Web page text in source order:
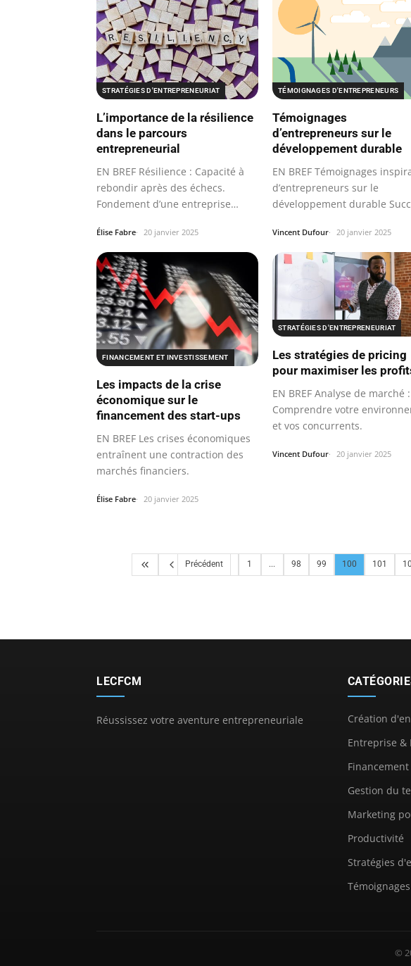
STRATÉGIES D'ENTREPRENEURIAT
L’importance de la résilience
dans le parcours
entrepreneurial
EN BREF Résilience : Capacité à
rebondir après des échecs.
Fondement d’une entreprise
Élise Fabre 20 janvier 2025
TÉMOIGNAGES D'ENTREPRENEURS
Témoignages
d’entrepreneurs sur le
développement durable
EN BREF Témoignages
d’entrepreneurs sur le
développement durable
Vincent Dufour 20 janvier 2025
FINANCEMENT ET INVESTISSEMENT
Les impacts de la crise
économique sur le
financement des start-ups
EN BREF Les crises économiques
entraînent une contraction des
marchés financiers.
Élise Fabre 20 janvier 2025
STRATÉGIES D'ENTREPRENEURIAT
Les stratégies de pricing
pour maximiser les
EN BREF Analyse de marché :
Comprendre votre
et vos concurrents.
Vincent Dufour 20 janvier 2025
Précédent 1 ... 98 99 100 101
LECFCM
Réussissez votre aventure entrepreneuriale
Création
Entreprise
Gestion du
Marketing
Productivité
Stratégies
©